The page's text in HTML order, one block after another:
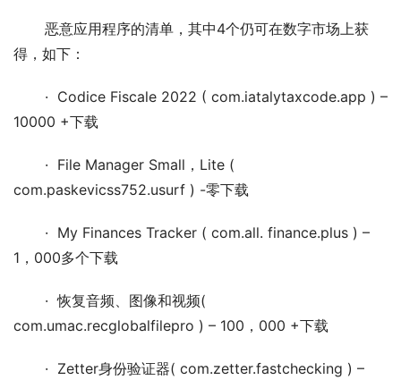
得，如下：
10000 +下载
com.paskevicss752.usurf ) -零下载
1，000多个下载
com.umac.recglobalfilepro ) – 100，000 +下载